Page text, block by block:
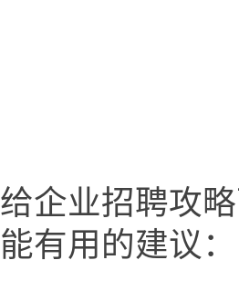
给企业招聘攻
能有用的建议：